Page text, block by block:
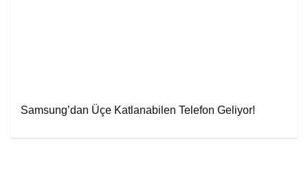
Samsung’dan Üçe Katlanabilen Telefon Geliyor!